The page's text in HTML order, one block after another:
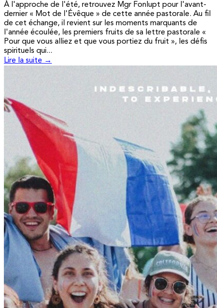
À l'approche de l'été, retrouvez Mgr Fonlupt pour l'avant-
dernier « Mot de l'Évêque » de cette année pastorale. Au fil
de cet échange, il revient sur les moments marquants de
l'année écoulée, les premiers fruits de sa lettre pastorale «
Pour que vous alliez et que vous portiez du fruit », les défis
spirituels qui...
Lire la suite →